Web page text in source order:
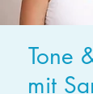
Tone
mit